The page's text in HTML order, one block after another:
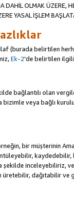
OLMAK ÜZERE,
YASAL İŞLEM
(burada belirtilen
Ek-2'de belirtilen ilgili
bağlantılı olan
veya bağlı
bir müşterinin
inceleyebiliriz,
dağıtabilir